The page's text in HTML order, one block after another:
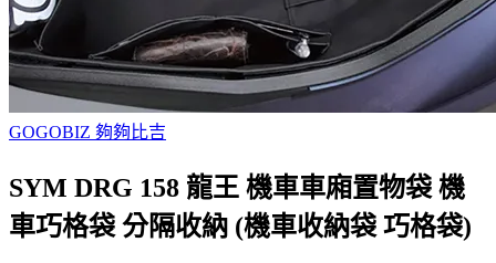
GOGOBIZ 夠夠比吉
SYM DRG 158 龍王 機車車廂置物袋 機
車巧格袋 分隔收納 (機車收納袋 巧格袋)